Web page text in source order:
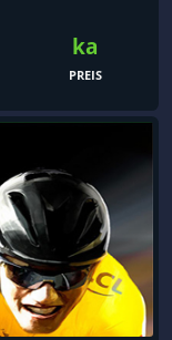
ka
PREIS